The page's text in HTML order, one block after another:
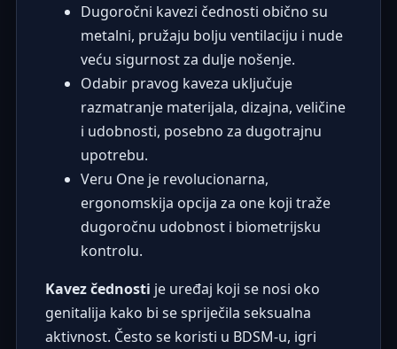
Dugoročni kavezi čednosti obično su
metalni, pružaju bolju ventilaciju i nude
veću sigurnost za dulje nošenje.
Odabir pravog kaveza uključuje
razmatranje materijala, dizajna, veličine
i udobnosti, posebno za dugotrajnu
upotrebu.
Veru One je revolucionarna,
ergonomskija opcija za one koji traže
dugoročnu udobnost i biometrijsku
kontrolu.
Kavez čednosti je uređaj koji se nosi oko
genitalija kako bi se spriječila seksualna
aktivnost. Često se koristi u BDSM-u, igri